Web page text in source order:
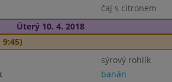
čaj s citronem
Úterý 10. 4. 2018
sýrový rohlík
banán